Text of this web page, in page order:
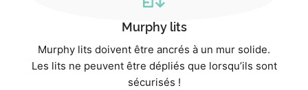
Murphy lits
Murphy lits doivent être ancrés à un mur solide.
Les lits ne peuvent être dépliés que lorsqu’ils sont
sécurisés !